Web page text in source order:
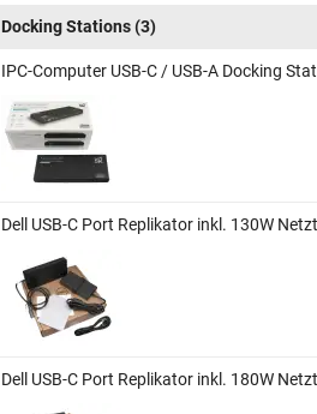
Docking Stations(3)
IPC-Computer USB-C / USB-A Docking
Dell USB-C Port Replikator inkl. 130W
Dell USB-C Port Replikator inkl. 180W